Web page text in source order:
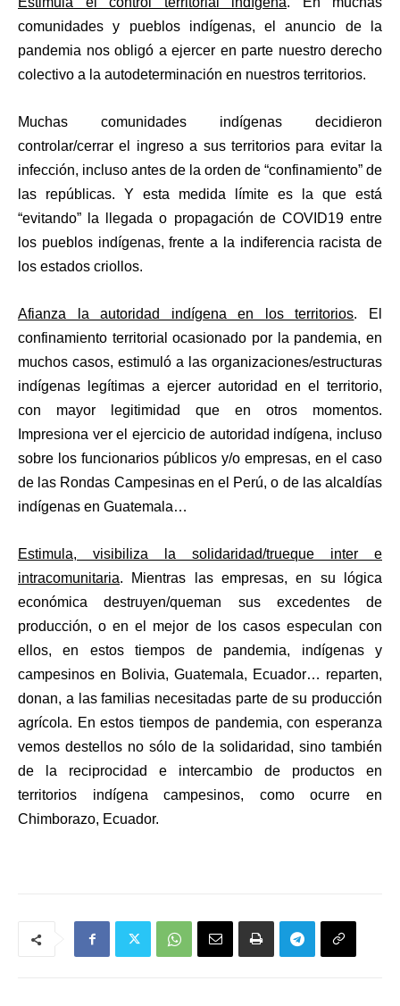
comunidades y pueblos indígenas, el anuncio de la
pandemia nos obligó a ejercer en parte nuestro derecho
colectivo a la autodeterminación en nuestros territorios.
Muchas comunidades indígenas decidieron
controlar/cerrar el ingreso a sus territorios para evitar la
infección, incluso antes de la orden de “confinamiento” de
las repúblicas. Y esta medida límite es la que está
“evitando” la llegada o propagación de COVID19 entre
los pueblos indígenas, frente a la indiferencia racista de
los estados criollos.
Afianza la autoridad indígena en los territorios. El
confinamiento territorial ocasionado por la pandemia, en
muchos casos, estimuló a las organizaciones/estructuras
indígenas legítimas a ejercer autoridad en el territorio,
con mayor legitimidad que en otros momentos.
Impresiona ver el ejercicio de autoridad indígena, incluso
sobre los funcionarios públicos y/o empresas, en el caso
de las Rondas Campesinas en el Perú, o de las alcaldías
indígenas en Guatemala…
Estimula, visibiliza la solidaridad/trueque inter e
intracomunitaria. Mientras las empresas, en su lógica
económica destruyen/queman sus excedentes de
producción, o en el mejor de los casos especulan con
ellos, en estos tiempos de pandemia, indígenas y
campesinos en Bolivia, Guatemala, Ecuador… reparten,
donan, a las familias necesitadas parte de su producción
agrícola. En estos tiempos de pandemia, con esperanza
vemos destellos no sólo de la solidaridad, sino también
de la reciprocidad e intercambio de productos en
territorios indígena campesinos, como ocurre en
Chimborazo, Ecuador.